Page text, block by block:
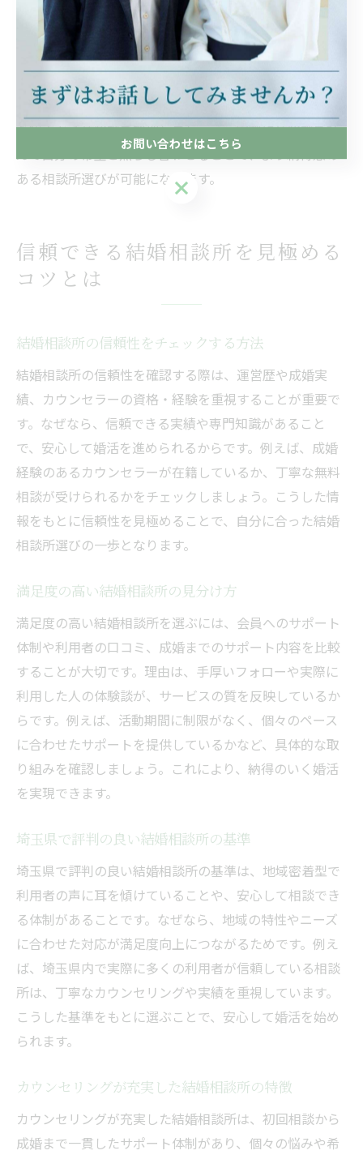
相談所選びで体験談を活用するには、複数の事例を比較
し、自分の価値観や婚活スタイルに合うかを見極めるこ
とが重要です。理由は、同じ結婚相談所でも利用者によ
って感じ方や成果が異なるからです。例えば「サポート
重視で選んだ」「出会いの多さを評価した」など、様々
な観点から体験談を整理しましょう。実際に体験談を読
んで自分の希望と照らし合わせることで、より納得感の
ある相談所選びが可能になります。
信頼できる結婚相談所を見極める
コツとは
結婚相談所の信頼性をチェックする方法
結婚相談所の信頼性を確認する際は、運営歴や成婚実
績、カウンセラーの資格・経験を重視することが重要で
す。なぜなら、信頼できる実績や専門知識があること
で、安心して婚活を進められるからです。例えば、成婚
経験のあるカウンセラーが在籍しているか、丁寧な無料
相談が受けられるかをチェックしましょう。こうした情
報をもとに信頼性を見極めることで、自分に合った結婚
相談所選びの一歩となります。
満足度の高い結婚相談所の見分け方
満足度の高い結婚相談所を選ぶには、会員へのサポート
体制や利用者の口コミ、成婚までのサポート内容を比較
することが大切です。理由は、手厚いフォローや実際に
利用した人の体験談が、サービスの質を反映しているか
らです。例えば、活動期間に制限がなく、個々のペース
に合わせたサポートを提供しているかなど、具体的な取
り組みを確認しましょう。これにより、納得のいく婚活
を実現できます。
埼玉県で評判の良い結婚相談所の基準
埼玉県で評判の良い結婚相談所の基準は、地域密着型で
利用者の声に耳を傾けていることや、安心して相談でき
る体制があることです。なぜなら、地域の特性やニーズ
に合わせた対応が満足度向上につながるためです。例え
ば、埼玉県内で実際に多くの利用者が信頼している相談
所は、丁寧なカウンセリングや実績を重視しています。
こうした基準をもとに選ぶことで、安心して婚活を始め
られます。
カウンセリングが充実した結婚相談所の特徴
カウンセリングが充実した結婚相談所は、初回相談から
成婚まで一貫したサポート体制があり、個々の悩みや希
お問い合わせはこちら
お問い合わせはこちら